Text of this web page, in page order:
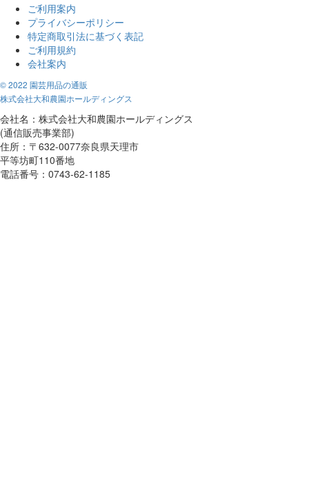
ご利用案内
プライバシーポリシー
特定商取引法に基づく表記
ご利用規約
会社案内
© 2022 園芸用品の通販
株式会社大和農園ホールディングス
会社名：株式会社大和農園ホールディングス
(通信販売事業部)
住所：〒632-0077奈良県天理市
平等坊町110番地
電話番号：0743-62-1185